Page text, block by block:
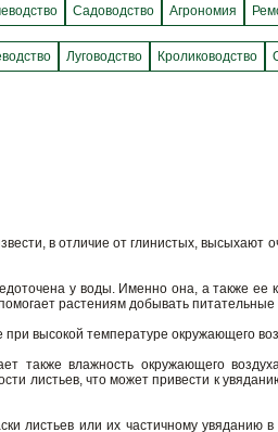
Садоводство Агрономия
Луговодство Кролиководство
в отличие от глинистых, высыхают
у воды. Именно она, а также
растениям добывать
высокой температуре окружающего
также влажность окружающего
листьев, что может привести к
листьев или их частичному увяданию